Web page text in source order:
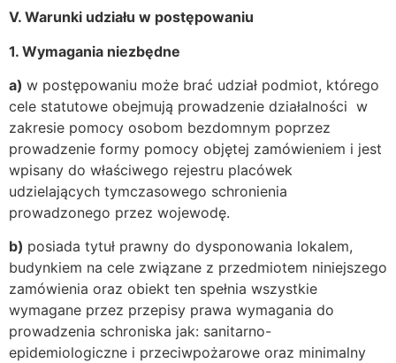
V. Warunki udziału w postępowaniu
1. Wymagania niezbędne
a) w postępowaniu może brać udział podmiot, którego
cele statutowe obejmują prowadzenie działalności w
zakresie pomocy osobom bezdomnym poprzez
prowadzenie formy pomocy objętej zamówieniem i jest
wpisany do właściwego rejestru placówek
udzielających tymczasowego schronienia
prowadzonego przez wojewodę.
b) posiada tytuł prawny do dysponowania lokalem,
budynkiem na cele związane z przedmiotem niniejszego
zamówienia oraz obiekt ten spełnia wszystkie
wymagane przez przepisy prawa wymagania do
prowadzenia schroniska jak: sanitarno-
epidemiologiczne i przeciwpożarowe oraz minimalny